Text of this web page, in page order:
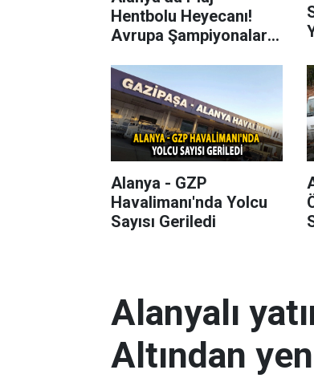
Hentbolu Heyecanı!
Avrupa Şampiyonaları
Alanya - GZP
Havalimanı'nda Yolcu
Sayısı Geriledi
Alanyalı
Altından